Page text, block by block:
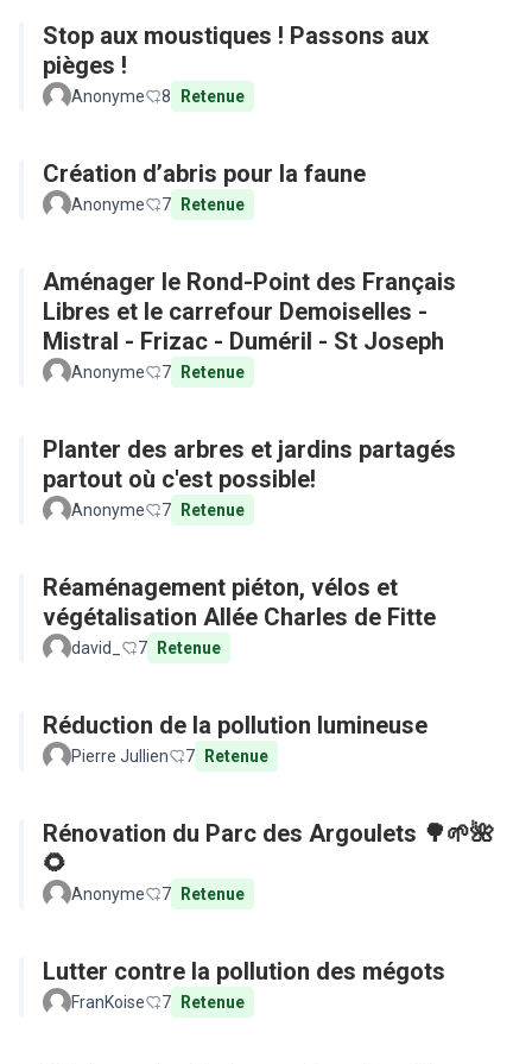
Stop aux moustiques ! Passons aux
pièges !
Anonyme 8 Retenue
Création d’abris pour la faune
Anonyme 7 Retenue
Aménager le Rond-Point des Français
Libres et le carrefour Demoiselles -
Mistral - Frizac - Duméril - St Joseph
Anonyme 7 Retenue
Planter des arbres et jardins partagés
partout où c'est possible!
Anonyme 7 Retenue
Réaménagement piéton, vélos et
végétalisation Allée Charles de Fitte
david_ 7 Retenue
Réduction de la pollution lumineuse
Pierre Jullien 7 Retenue
Rénovation du Parc des Argoulets 🌳🌱🌺
🌻
Anonyme 7 Retenue
Lutter contre la pollution des mégots
FranKoise 7 Retenue